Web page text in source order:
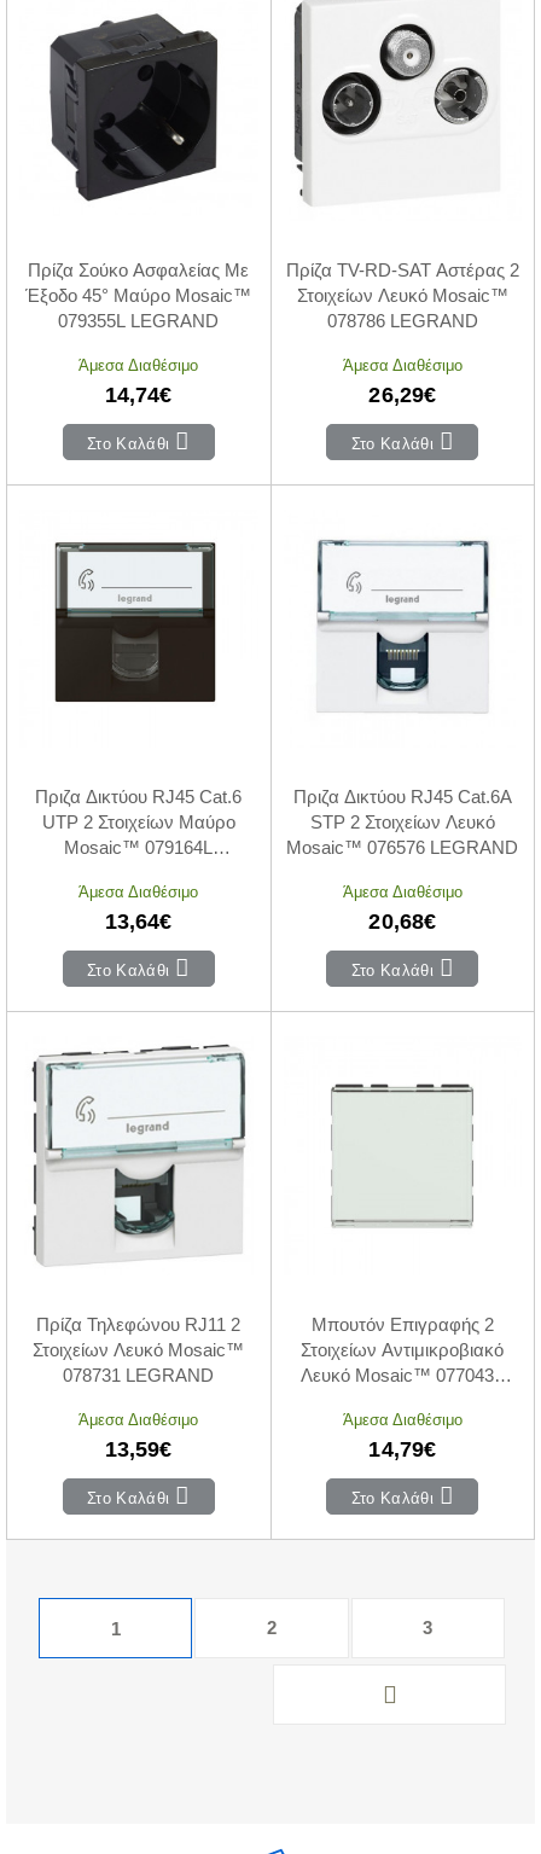
Πρίζα Σούκο Ασφαλείας Με
Έξοδο 45° Μαύρο Mosaic™
079355L LEGRAND
Άμεσα Διαθέσιμο
14,74€
Στο Καλάθι
Πρίζα TV-RD-SAT Αστέρας 2
Στοιχείων Λευκό Mosaic™
078786 LEGRAND
Άμεσα Διαθέσιμο
26,29€
Στο Καλάθι
Πριζα Δικτύου RJ45 Cat.6
UTP 2 Στοιχείων Μαύρο
Mosaic™ 079164L
Άμεσα Διαθέσιμο
13,64€
Στο Καλάθι
Πριζα Δικτύου RJ45 Cat.6A
STP 2 Στοιχείων Λευκό
Mosaic™ 076576 LEGRAND
Άμεσα Διαθέσιμο
20,68€
Στο Καλάθι
Πρίζα Τηλεφώνου RJ11 2
Στοιχείων Λευκό Mosaic™
078731 LEGRAND
Άμεσα Διαθέσιμο
13,59€
Στο Καλάθι
Μπουτόν Επιγραφής 2
Στοιχείων Αντιμικροβιακό
Λευκό Mosaic™ 077043L
Άμεσα Διαθέσιμο
14,79€
Στο Καλάθι
1 2 3